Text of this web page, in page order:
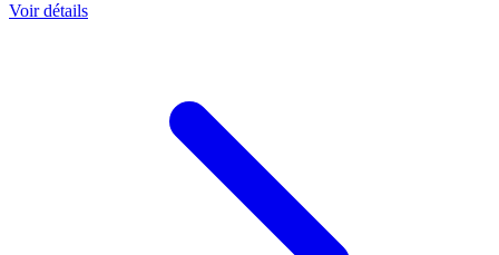
Voir détails